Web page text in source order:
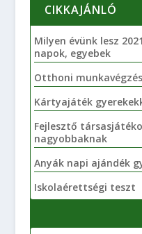
CIKKAJÁNLÓ
Milyen évünk lesz
napok, egyebek
Otthoni
Kártyajáték
Fejlesztő
nagyobbaknak
Anyák napi ajándék
Iskolaérettségi teszt